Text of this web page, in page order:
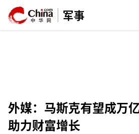
军事
外媒：马斯克有望成万
助力财富增长